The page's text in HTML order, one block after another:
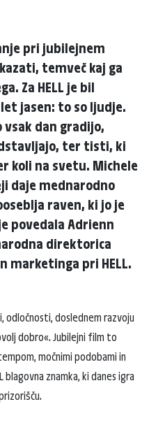
pri jubilejnem
temveč kaj ga
Za HELL je bil
jasen: to so ljudje.
dan gradijo,
ter tisti, ki
koli na svetu. Michele
daje mednarodno
raven, ki jo je
povedala Adrienn
direktorica
marketinga pri HELL.
odločnosti, doslednem razvoju
dobro«. Jubilejni film to
močnimi podobami in
znamka, ki danes igra